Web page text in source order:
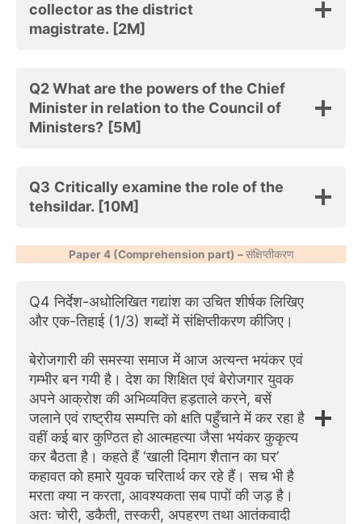
collector as the district
magistrate. [2M]
Q2 What are the powers of the Chief
Minister in relation to the Council of
Ministers? [5M]
Q3 Critically examine the role of the
tehsildar. [10M]
Paper 4 (Comprehension part) –संक्षिप्तीकरण
Q4 निर्देश-अधोलिखित गद्यांश का उचित शीर्षक लिखिए
और एक-तिहाई (1/3) शब्दों में संक्षिप्तीकरण कीजिए।
बेरोजगारी की समस्या समाज में आज अत्यन्त भयंकर एवं
गम्भीर बन गयी है। देश का शिक्षित एवं बेरोजगार युवक
अपने आक्रोश की अभिव्यक्ति हड़ताले करने, बसें
जलाने एवं राष्ट्रीय सम्पत्ति को क्षति पहुँचाने में कर रहा है
वहीं कई बार कुण्ठित हो आत्महत्या जैसा भयंकर कुकृत्य
कर बैठता है। कहते हैं ‘खाली दिमाग शैतान का घर’
कहावत को हमारे युवक चरितार्थ कर रहे हैं। सच भी है
मरता क्या न करता, आवश्यकता सब पापों की जड़ है।
अतः चोरी, डकैती, तस्करी, अपहरण तथा आतंकवादी